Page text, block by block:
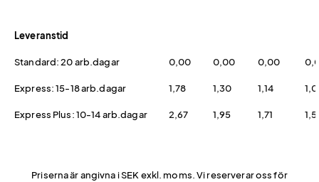
Leveranstid
Standard: 20 arb.dagar 0,00 0,00 0,00
Express: 15-18 arb.dagar 1,78 1,30 1,14
Express Plus: 10-14 arb.dagar 2,67 1,95 1,71
Priserna är angivna i SEK exkl. moms. Vi reserverar oss för